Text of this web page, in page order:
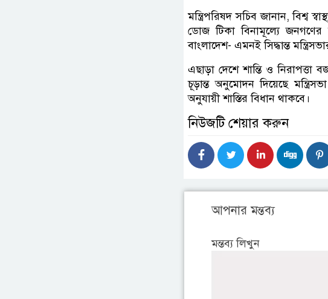
মন্ত্রিপরিষদ সচিব জানান, বিশ্ব
ডোজ টিকা বিনামূল্যে
বাংলাদেশ- এমনই সিদ্ধান্ত
এছাড়া দেশে শান্তি ও
চূড়ান্ত অনুমোদন দিয়েছে
অনুযায়ী শাস্তির বিধান থাকবে।
নিউজটি শেয়ার করুন
আপনার মন্তব্য
মন্তব্য লিখুন